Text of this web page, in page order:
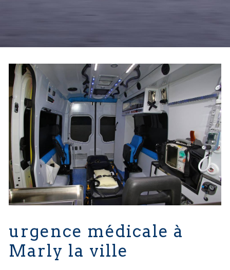
urgence médicale à
Marly la ville